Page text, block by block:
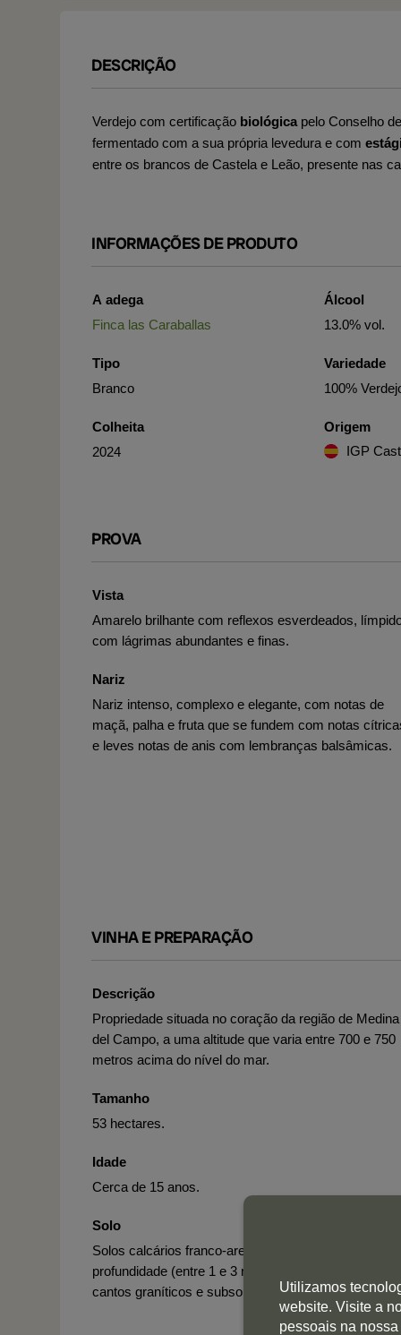
DESCRIÇÃO
Verdejo com certificação biológica pelo Conselho
fermentado com a sua própria levedura e com
entre os brancos de Castela e Leão, presente nas
INFORMAÇÕES DE PRODUTO
A adega
Finca las Caraballas
Tipo
Branco
Colheita
2024
Álcool
13.0% vol.
Variedade
100%
Origem
IGP
PROVA
Vista
Amarelo brilhante com reflexos esverdeados,
com lágrimas abundantes e finas.
Nariz
Nariz intenso, complexo e elegante, com notas de
maçã, palha e fruta que se fundem com notas
e leves notas de anis com lembranças balsâmicas.
VINHA E PREPARAÇÃO
Descrição
Propriedade situada no coração da região de Medina
del Campo, a uma altitude que varia entre 700 e 750
metros acima do nível do mar.
Tamanho
53 hectares.
Idade
Cerca de 15 anos.
Solo
Solos calcários franco-arenosos de grande
profundidade (entre 1 e 3 metros), salpicados por
cantos graníticos e subsolos argilosos.
Utilizamos
website. Visite a
pessoais na